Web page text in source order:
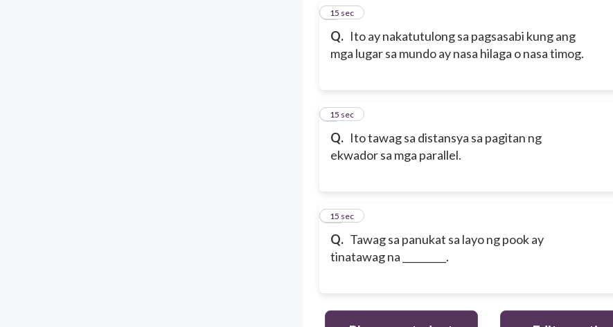
Q. Ito ay nakatutulong sa pagsasabi kung ang
mga lugar sa mundo ay nasa hilaga o nasa timog.
815 sec
Q. Ito tawag sa distansya sa pagitan ng
ekwador sa mga parallel.
915 sec
Q. Tawag sa panukat sa layo ng pook ay
tinatawag na _________.
10
15 sec